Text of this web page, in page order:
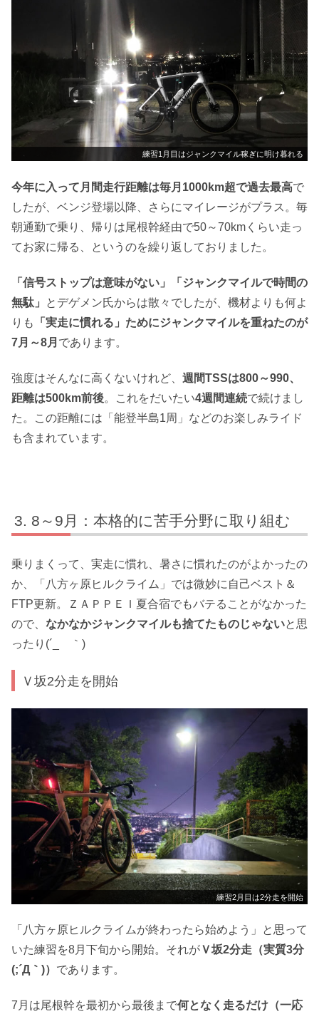
練習1月目はジャンクマイル稼ぎに明け暮れる
今年に入って月間走行距離は毎月1000km超で過去最高で
したが、ベンジ登場以降、さらにマイレージがプラス。毎
朝通勤で乗り、帰りは尾根幹経由で50～70kmくらい走っ
てお家に帰る、というのを繰り返しておりました。
「信号ストップは意味がない」「ジャンクマイルで時間の
無駄」
とデゲメン氏からは散々でしたが、機材よりも何よ
りも
「実走に慣れる」ためにジャンクマイルを重ねたのが
7月～8月 であります。
強度はそんなに高くないけれど、 週間TSSは800～990、
距離は500km前後。これをだいたい4週間連続で続けまし
た。この距離には「能登半島1周」などのお楽しみライド
も含まれています。
8～9月：本格的に苦手分野に取り組む
乗りまくって、実走に慣れ、暑さに慣れたのがよかったの
か、「八方ヶ原ヒルクライム」では微妙に自己ベスト＆
FTP更新。ＺＡＰＰＥＩ夏合宿でもバテることがなかった
ので、 なかなかジャンクマイルも捨てたものじゃないと思
ったり(´_ゝ｀)
Ｖ坂2分走を開始
練習2月目は2分走を開始
「八方ヶ原ヒルクライムが終わったら始めよう」と思って
いた練習を8月下旬から開始。それがＶ坂2分走（実質3分
(;´Д｀)） であります。
7月は尾根幹を最初から最後まで何となく走るだけ（一応